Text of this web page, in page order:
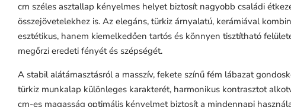
cm széles asztallap kényelmes helyet biztosít nagyobb családi
összejövetelekhez is. Az elegáns, türkiz árnyalatú, kerámiával
esztétikus, hanem kiemelkedően tartós és könnyen tisztítható
megőrzi eredeti fényét és szépségét.
A stabil alátámasztásról a masszív, fekete színű fém lábazat
türkiz munkalap különleges karakterét, harmonikus kontrasztot
cm-es magasság optimális kényelmet biztosít a mindennapi